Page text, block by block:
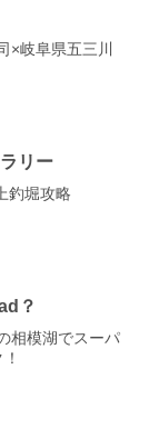
×岐阜県五三川
リー
釣堀攻略
？
相模湖でスーパ